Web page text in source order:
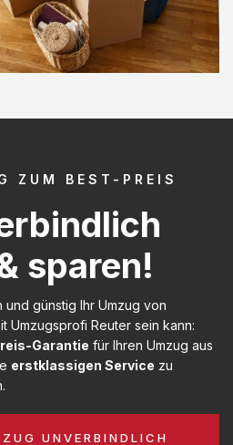
ZUM BEST-PREIS
sparen!
günstig Ihr Umzug von
Umzugsprofi Reuter sein kann:
Garantie für Ihren Umzug aus
erstklassigen Service zu
UNVERBINDLICH